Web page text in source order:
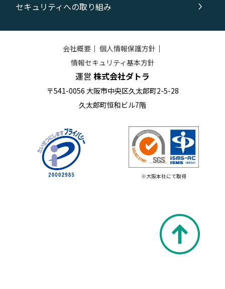
セキュリティへの取り組み
会社概要｜ 個人情報保護方針 ｜
情報セキュリティ基本方針
運営 株式会社ダトラ
〒541-0056 大阪市中央区久太郎町2-5-28
久太郎町恒和ビル7階
※大阪本社にて取得